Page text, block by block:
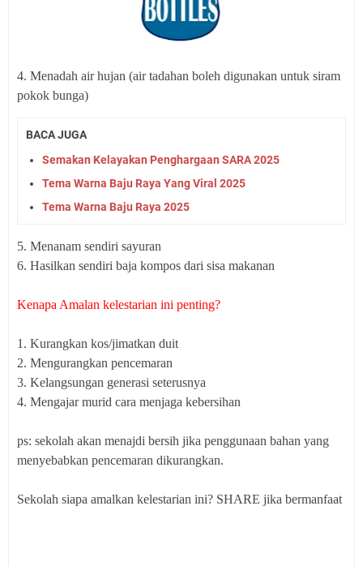
4. Menadah air hujan (air tadahan boleh digunakan untuk siram
pokok bunga)
BACA JUGA
Semakan Kelayakan Penghargaan SARA 2025
Tema Warna Baju Raya Yang Viral 2025
Tema Warna Baju Raya 2025
5. Menanam sendiri sayuran
6. Hasilkan sendiri baja kompos dari sisa makanan
Kenapa Amalan kelestarian ini penting?
1. Kurangkan kos/jimatkan duit
2. Mengurangkan pencemaran
3. Kelangsungan generasi seterusnya
4. Mengajar murid cara menjaga kebersihan
ps: sekolah akan menajdi bersih jika penggunaan bahan yang
menyebabkan pencemaran dikurangkan.
Sekolah siapa amalkan kelestarian ini? SHARE jika bermanfaat